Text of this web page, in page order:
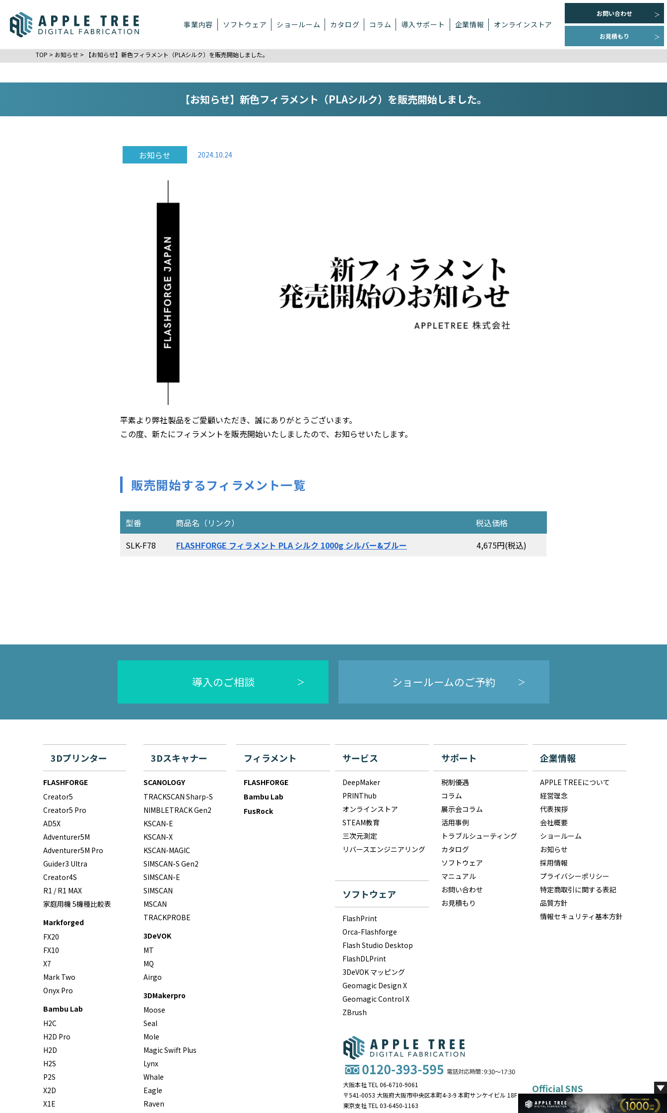
事業内容 ソフトウェア ショールーム カタログ コラム 導入サポート 企業情報 オンラインストア
お問い合わせ
お見積もり
TOP > お知らせ > 【お知らせ】新色フィラメント（PLAシルク）を販売開始しました。
【お知らせ】新色フィラメント（PLAシルク）を販売開始しました。
お知らせ 2024.10.24
平素より弊社製品をご愛顧いただき、誠にありがとうございます。
この度、新たにフィラメントを販売開始いたしましたので、お知らせいたします。
販売開始するフィラメント一覧
型番 商品名（リンク）
税込価格
SLK-F78
FLASHFORGE フィラメント PLA シルク 1000g シルバー&ブルー 4,675円(税込)
導入のご相談 ショールームのご予約
3Dプリンター
FLASHFORGE
Creator5
Creator5 Pro
AD5X
Adventurer5M
Adventurer5M Pro
Guider3 Ultra
Creator4S
R1 / R1 MAX
家庭用機 5機種比較表
Markforged
FX20
FX10
X7
Mark Two
Onyx Pro
Bambu Lab
H2C
H2D Pro
H2D
H2S
P2S
X2D
X1E
3Dスキャナー
SCANOLOGY
TRACKSCAN Sharp-S
NIMBLETRACK Gen2
KSCAN-E
KSCAN-X
KSCAN-MAGIC
SIMSCAN-S Gen2
SIMSCAN-E
SIMSCAN
MSCAN
TRACKPROBE
3DeVOK
MT
MQ
Airgo
3DMakerpro
Moose
Seal
Mole
Magic Swift Plus
Lynx
Whale
Eagle
Raven
フィラメント
FLASHFORGE
Bambu Lab
FusRock
サービス
DeepMaker
PRINThub
オンラインストア
STEAM教育
三次元測定
リバースエンジニアリング
ソフトウェア
FlashPrint
Orca-Flashforge
Flash Studio Desktop
FlashDLPrint
3DeVOK マッピング
Geomagic Design X
Geomagic Control X
ZBrush
サポート
税制優遇
コラム
展示会コラム
活用事例
トラブルシューティング
カタログ
ソフトウェア
マニュアル
お問い合わせ
お見積もり
企業情報
APPLE TREEについて
経営理念
代表挨拶
会社概要
ショールーム
お知らせ
採用情報
プライバシーポリシー
特定商取引に関する表記
品質方針
情報セキュリティ基本方針
大阪本社 TEL 06-6710-9061
〒541-0053 大阪府大阪市中央区本町4-3-9 本町サンケイビル 18F
東京支社 TEL 03-6450-1163
Official SNS